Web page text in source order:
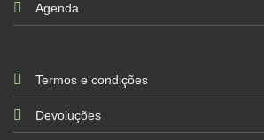
Agenda
Termos e condições
Devoluções